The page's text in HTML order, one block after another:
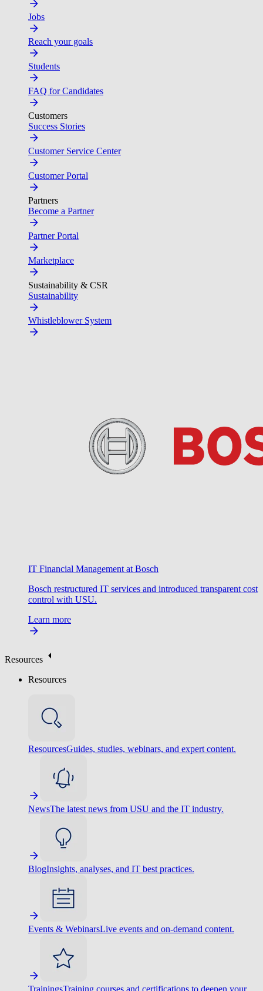
Jobs
Reach your goals
Students
FAQ for Candidates
Customers
Success Stories
Customer Service Center
Customer Portal
Partners
Become a Partner
Partner Portal
Marketplace
Sustainability & CSR
Sustainability
Whistleblower System
IT Financial Management at Bosch
Bosch restructured IT services and introduced transparent cost
control with USU.
Learn more
Resources
Resources
ResourcesGuides, studies, webinars, and expert content.
NewsThe latest news from USU and the IT industry.
BlogInsights, analyses, and IT best practices.
Events & WebinarsLive events and on-demand content.
TrainingsTraining courses and certifications to deepen your